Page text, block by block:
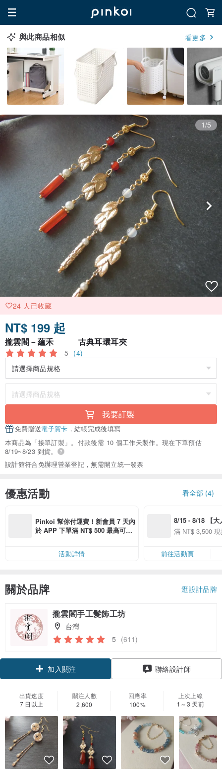
與此商品相似 看更多
1/5
24 人已收藏
NT$ 199 起
攏雲閣－蘊禾 古典耳環耳夾
5 (4)
我要訂製
免費贈送電子賀卡 ，結帳完成後填寫
本商品為「接單訂製」。付款後需 10 個工作天製作。現在下單預估
8/19~8/23 到貨。
設計館符合免辦理營業登記，無需開立統一發票
優惠活動 看全部 (4)
Pinkoi 幫你付運費！新會員 7 天內
於 APP 下單滿 NT$ 500 最高可折
活動詳情
8/15 - 8/18 【大
季】滿
滿 NT$ 3,500
前往活動頁
關於品牌 逛設計品牌
攏雲閣手工髮飾工坊
台灣
5 (611)
加入關注 聯絡設計師
出貨速度
7 日以上
關注人數
2,600
回應率
100%
上次上線
1～3 天前